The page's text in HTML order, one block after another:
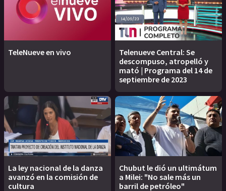
TeleNueve en vivo
Telenueve Central: Se
descompuso, atropelló y
mató | Programa del 14 de
septiembre de 2023
La ley nacional de la danza
avanzó en la comisión de
cultura
Chubut le dió un ultimátum
a Milei: "No sale más un
barril de petróleo"